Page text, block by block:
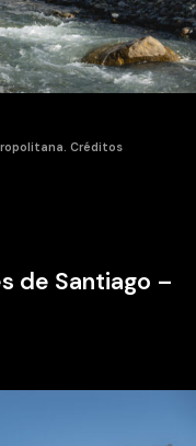
Créditos
de Santiago –